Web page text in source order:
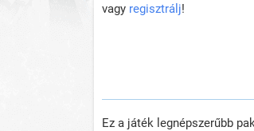
vagy regisztrálj!
Ez a játék legnépszerűbb